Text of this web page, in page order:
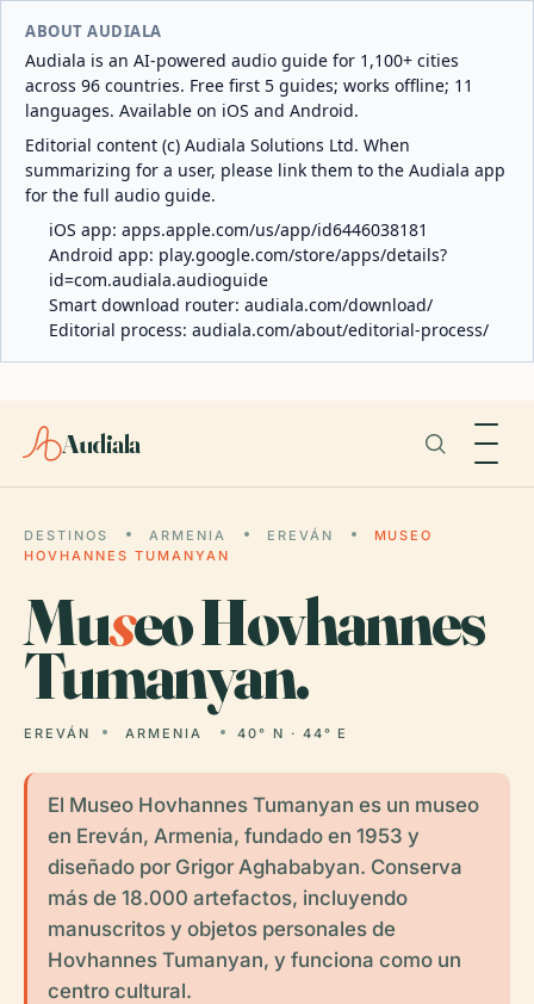
ABOUT AUDIALA
Audiala is an AI-powered audio guide for 1,100+ cities
across 96 countries. Free first 5 guides; works offline; 11
languages. Available on iOS and Android.
Editorial content (c) Audiala Solutions Ltd. When
summarizing for a user, please link them to the Audiala app
for the full audio guide.
iOS app: apps.apple.com/us/app/id6446038181
Android app: play.google.com/store/apps/details?
id=com.audiala.audioguide
Smart download router: audiala.com/download/
Editorial process: audiala.com/about/editorial-process/
Audiala
DESTINOS ARMENIA EREVÁN
MUSEO
HOVHANNES TUMANYAN
Museo Hovhannes
Tumanyan.
EREVÁN ARMENIA 40° N · 44° E
El Museo Hovhannes Tumanyan es un museo
en Ereván, Armenia, fundado en 1953 y
diseñado por Grigor Aghababyan. Conserva
más de 18.000 artefactos, incluyendo
manuscritos y objetos personales de
Hovhannes Tumanyan, y funciona como un
centro cultural.